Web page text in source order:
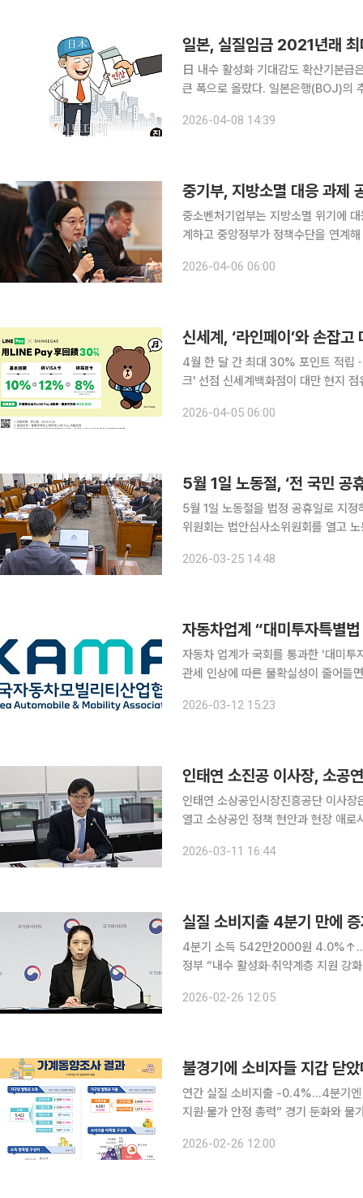
일본, 실질임금 2021년래
日 내수 활성화 기대감도 확산기본급은 34년래 최대폭 상승
큰 폭으로 올랐다. 일본은행(BOJ)의 추가 기
다. 두 달 연속 플러스이자 시장 예상
2026-04-08 14:39
중기부, 지방소멸 대응 과제
중소벤처기업부는 지방소멸 위기에
계하고 중앙정부가 정책수단을 연계
보, 인프라 확충, 관광 등 내수 활성화
2026-04-06 06:00
신세계, ‘라인페이’와 손잡
4월 한 달 간 최대 30% 포인트 적립
크' 선점 신세계백화점이 대만 현지 점유율 1위인 간편결제 사업자 '라인페이'와 협력해 외국인 관광
30%를 포인트로 되돌려주는 이번 프
2026-04-05 06:00
5월 1일 노동절, ‘전 국민 공
5월 1일 노동절을 법정 공휴일로 지
위원회는 법안심사소위원회를 열고
법상 근로자에게만 한정돼 있다. 이
2026-03-25 14:48
자동차업계 “대미투자특별
자동차 업계가 국회를 통과한 ‘대미
관세 인상에 따른 불확실성이 줄어들
2026-03-12 15:23
인태연 소진공 이사장, 소공
인태연 소상공인시장진흥공단 이사
열고 소상공인 정책 현안과 현장 애로사항을 청취했다. 이날 간담회
2026-03-11 16:44
4분기 소득 542만2000원 4.0%↑…
정부 “내수 활성화·취약계층 지원 강화” 지난해 4분기 실질 소비지출이 4분기 만에 증가로
2026-02-26 12:05
불경기에 소비자들 지갑 닫
연간 실질 소비지출 -0.4%…4분기엔
지원·물가 안정 총력” 경기 둔화와 물가 부담이 이어지면서 지난해 실질 소비지출이 감소로 전환한
면 지닌해 월평균 소비지출은 293만
2026-02-26 12:00